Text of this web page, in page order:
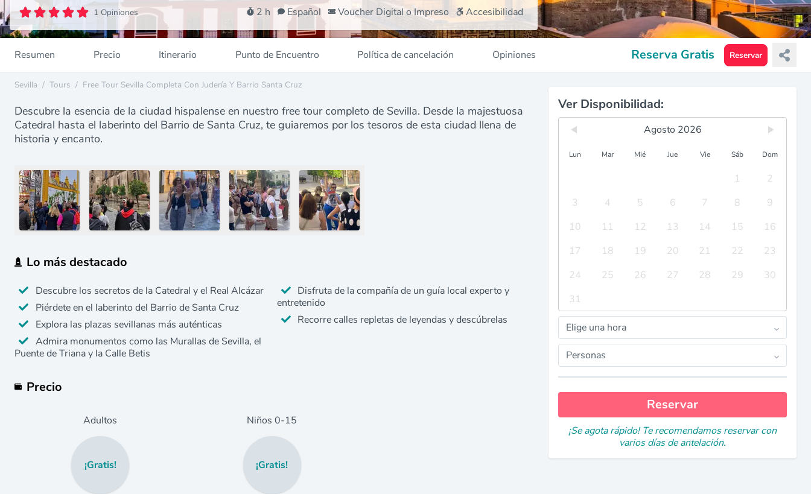
1 Opiniones 2 h Español Voucher Digital o Impreso Accesibilidad
Resumen Precio Itinerario Punto de Encuentro Política de cancelación Opiniones Reserva Gratis Reservar
Sevilla / Tours / Free Tour Sevilla Completa Con Judería Y Barrio Santa Cruz
Descubre la esencia de la ciudad hispalense en nuestro free tour completo de Sevilla. Desde la majestuosa
Catedral hasta el laberinto del Barrio de Santa Cruz, te guiaremos por los tesoros de esta ciudad llena de
historia y encanto.
Lo más destacado
Descubre los secretos de la Catedral y el Real Alcázar
Piérdete en el laberinto del Barrio de Santa Cruz
Explora las plazas sevillanas más auténticas
Admira monumentos como las Murallas de Sevilla, el
Puente de Triana y la Calle Betis
Disfruta de la compañía de un guía local experto y
entretenido
Recorre calles repletas de leyendas y descúbrelas
Precio
Adultos
¡Gratis!
Niños 0-15
¡Gratis!
Ver Disponibilidad:
Agosto 2026
Lun Mar Mié Jue Vie Sáb Dom
1
2
3
4 5 6 7 8
9
10
11 12 13 14 15
16
17
18 19 20 21 22
23
24
25 26 27 28 29
30
31
Elige una hora
Personas
Reservar
¡Se agota rápido! Te recomendamos reservar con
varios días de antelación.